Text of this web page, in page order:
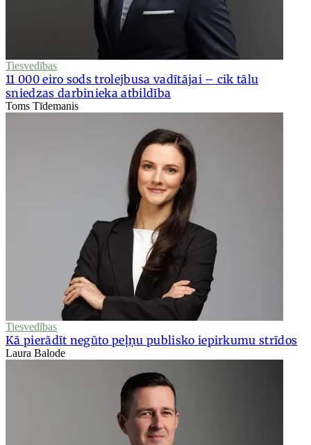
Tiesvedības
11 000 eiro sods trolejbusa vadītājai – cik tālu
sniedzas darbinieka atbildība
Toms Tīdemanis
Tiesvedības
Kā pierādīt negūto peļņu publisko iepirkumu strīdos
Laura Balode